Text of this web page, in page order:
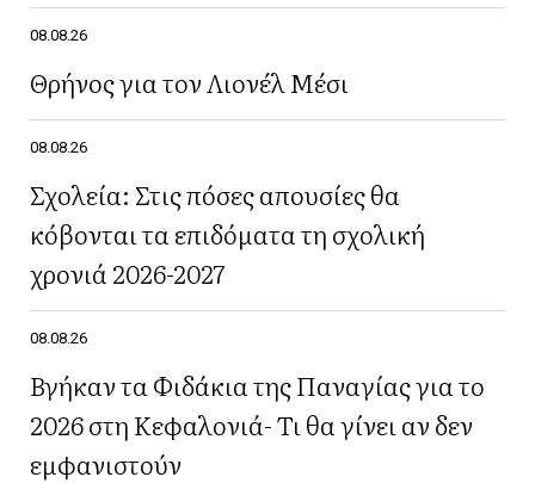
08.08.26
Θρήνος για τον Λιονέλ Μέσι
08.08.26
Σχολεία: Στις πόσες απουσίες θα
κόβονται τα επιδόματα τη σχολική
χρονιά 2026-2027
08.08.26
Βγήκαν τα Φιδάκια της Παναγίας για το
2026 στη Κεφαλονιά- Τι θα γίνει αν δεν
εμφανιστούν